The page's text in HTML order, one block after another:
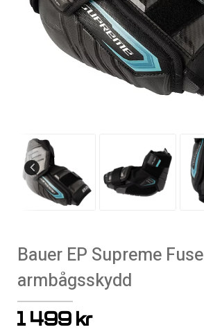
Bauer EP Supreme Fuse
armbågsskydd
1 499 kr